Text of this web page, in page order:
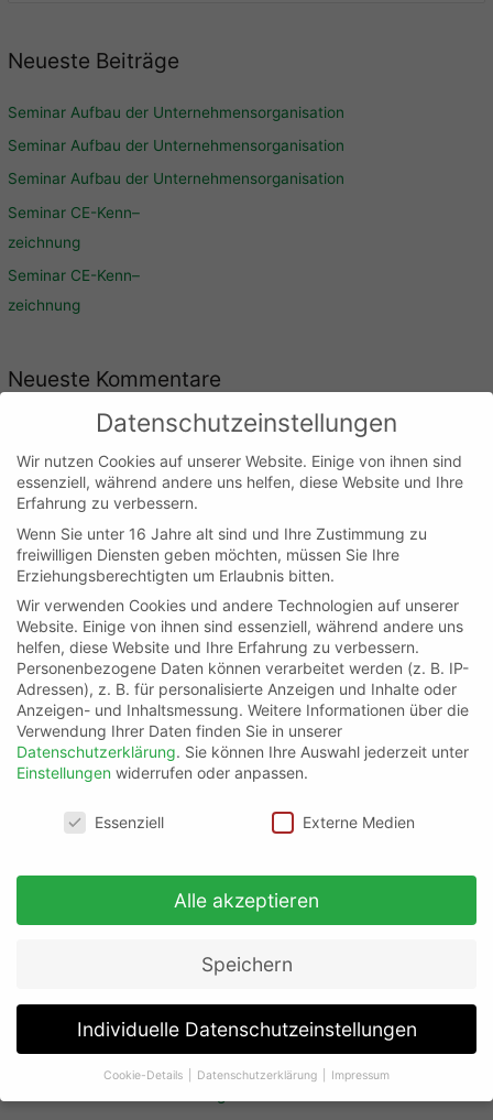
Neueste Beiträge
Seminar Aufbau der Unternehmensorganisation
Seminar Aufbau der Unternehmensorganisation
Seminar Aufbau der Unternehmensorganisation
Seminar CE-Kenn–
zeichnung
Seminar CE-Kenn–
zeichnung
Neueste Kommentare
Archiv
Januar 2022
Dezember 2021
November 2021
September 2021
Kategorien
Seminar Gefährdungsbeurteilung
Seminar Kranschein
Seminare Aalen
Seminare Homesite Aalen
Seminare Homesite Bopfingen
Seminare Homesite Muenchen
Datenschutzeinstellungen
Wir nutzen Cookies auf unserer Website. Einige von ihnen sind
essenziell, während andere uns helfen, diese Website und Ihre
Erfahrung zu verbessern.
Wenn Sie unter 16 Jahre alt sind und Ihre Zustimmung zu
freiwilligen Diensten geben möchten, müssen Sie Ihre
Erziehungsberechtigten um Erlaubnis bitten.
Wir verwenden Cookies und andere Technologien auf unserer
Website. Einige von ihnen sind essenziell, während andere uns
helfen, diese Website und Ihre Erfahrung zu verbessern.
Personenbezogene Daten können verarbeitet werden (z. B. IP-
Adressen), z. B. für personalisierte Anzeigen und Inhalte oder
Anzeigen- und Inhaltsmessung. Weitere Informationen über die
Verwendung Ihrer Daten finden Sie in unserer
Datenschutzerklärung. Sie können Ihre Auswahl jederzeit unter
Einstellungen widerrufen oder anpassen.
Datenschutzeinstellungen
Essenziell Externe Medien
Alle akzeptieren
Speichern
Individuelle Datenschutzeinstellungen
Cookie-Details Datenschutzerklärung Impressum
Datenschutzeinstellungen